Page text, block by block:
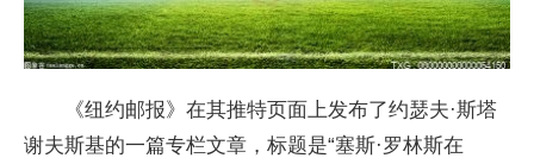
《纽约邮报》在其推特页面上发布了约瑟夫·斯塔
谢夫斯基的一篇专栏文章，标题是“塞斯·罗林斯在